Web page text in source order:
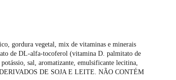
gordura vegetal, mix de vitaminas e minerais
de DL-alfa-tocoferol (vitamina D. palmitato de
sal, aromatizante, emulsificante lecitina,
DERIVADOS DE SOJA E LEITE. NÃO CONTÉM